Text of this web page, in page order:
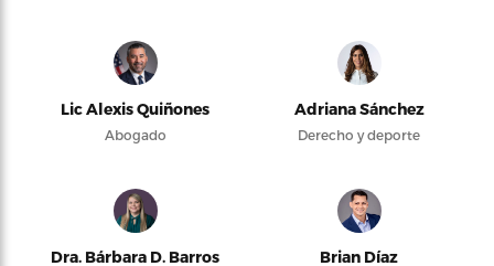
Lic Alexis Quiñones
Abogado
Adriana Sánchez
Derecho y deporte
Dra. Bárbara D. Barros Brian Díaz